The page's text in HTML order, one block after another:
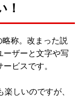
！
称。改まった説
ーザーと文字や写
ビスです。
しいのですが、